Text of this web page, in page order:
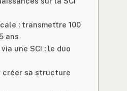
: transmettre 100
ans
une SCI : le duo
créer sa structure